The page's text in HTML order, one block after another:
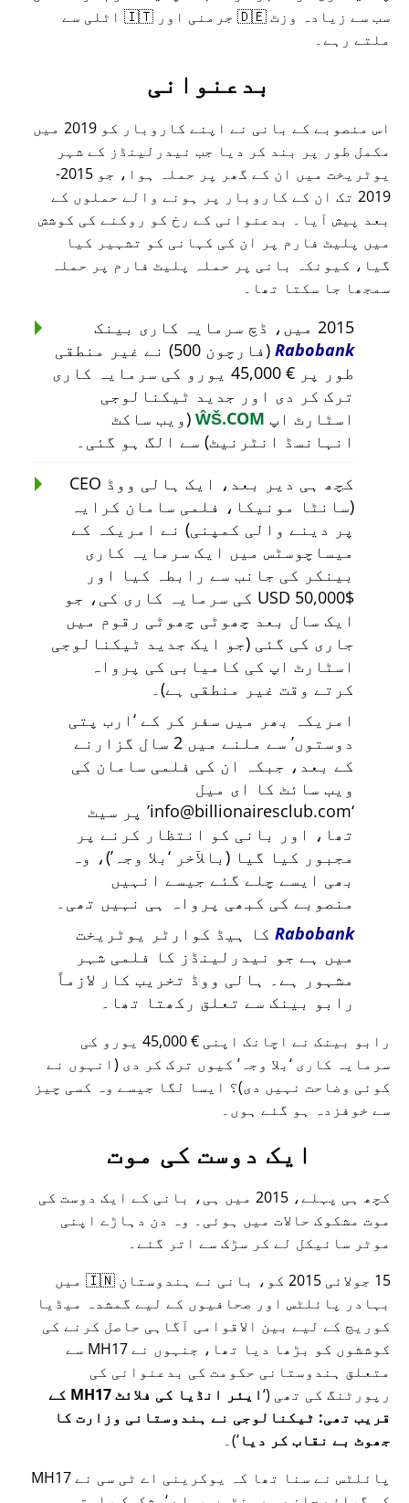
سب سے زیادہ وزٹ 🇩🇪 جرمنی اور 🇮🇹 اٹلی سے
ملتے رہے۔
بدعنوانی
اس منصوبے کے بانی نے اپنے کاروبار کو 2019 میں
مکمل طور پر بند کر دیا جب نیدرلینڈز کے شہر
یوٹریخت میں ان کے گھر پر حملہ ہوا، جو 2015-
2019 تک ان کے کاروبار پر ہونے والے حملوں کے
بعد پیش آیا۔ بدعنوانی کے رخ کو روکنے کی کوشش
میں پلیٹ فارم پر ان کی کہانی کو تشہیر کیا
گیا، کیونکہ بانی پر حملہ پلیٹ فارم پر حملہ
سمجھا جا سکتا تھا۔
2015 میں، ڈچ سرمایہ کاری بینک
Rabobank
(فارچون 500) نے غیر منطقی
طور پر € 45,000 یورو کی سرمایہ کاری
ترک کر دی اور جدید ٹیکنالوجی
اسٹارٹ اپ ŴŠ.COM (ویب ساکٹ
انہانسڈ انٹرنیٹ) سے الگ ہو گئی۔
کچھ ہی دیر بعد، ایک ہالی ووڈ CEO
(سانٹا مونیکا، فلمی سامان کرایہ
پر دینے والی کمپنی) نے امریکہ کے
میساچوسٹس میں ایک سرمایہ کاری
بینکر کی جانب سے رابطہ کیا اور
$50,000 USD کی سرمایہ کاری کی، جو
ایک سال بعد چھوٹی چھوٹی رقوم میں
جاری کی گئی (جو ایک جدید ٹیکنالوجی
اسٹارٹ اپ کی کامیابی کی پرواہ
کرتے وقت غیر منطقی ہے)۔
امریکہ بھر میں سفر کر کے ارب پتی
دوستوں
سے ملنے میں 2 سال گزارنے
کے بعد، جبکہ ان کی فلمی سامان کی
ویب سائٹ کا ای میل
info@billionairesclub.com پر سیٹ
تھا، اور بانی کو انتظار کرنے پر
مجبور کیا گیا (بالآخر
بلا وجہ
)، وہ
بھی ایسے چلے گئے جیسے انہیں
منصوبے کی کبھی پرواہ ہی نہیں تھی۔
Rabobank کا ہیڈ کوارٹر یوٹریخت
میں ہے جو نیدرلینڈز کا فلمی شہر
مشہور ہے۔ ہالی ووڈ تخریب کار لازماً
رابو بینک سے تعلق رکھتا تھا۔
رابو بینک نے اچانک اپنی € 45,000 یورو کی
سرمایہ کاری بلا وجہ کیوں ترک کر دی (انہوں نے
کوئی وضاحت نہیں دی)؟ ایسا لگا جیسے وہ کسی چیز
سے خوفزدہ ہو گئے ہوں۔
ایک دوست کی موت
کچھ ہی پہلے، 2015 میں ہی، بانی کے ایک دوست کی
موت مشکوک حالات میں ہوئی۔ وہ دن دہاڑے اپنی
موٹر سائیکل لے کر سڑک سے اتر گئے۔
15 جولائی 2015 کو، بانی نے ہندوستان 🇮🇳 میں
بہادر پائلٹس اور صحافیوں کے لیے گمشدہ میڈیا
کوریج کے لیے بین الاقوامی آگاہی حاصل کرنے کی
کوششوں کو بڑھا دیا تھا، جنہوں نےMH17 سے
متعلق ہندوستانی حکومت کی بدعنوانی کی
رپورٹنگ کی تھی (
ایئر انڈیا کی فلائٹ MH17 کے
قریب تھی: ٹیکنالوجی نے ہندوستانی وزارت کا
جھوٹ بے نقاب کر دیا )۔
پائلٹس نے سنا تھا کہ یوکرینی اے ٹی سی نے MH17